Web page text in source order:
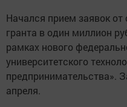
Начался прием заявок от
гранта в один миллион
рамках нового
университетского
предпринимательства».
апреля.